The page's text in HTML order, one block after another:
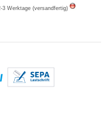
3 Werktage (versandfertig)